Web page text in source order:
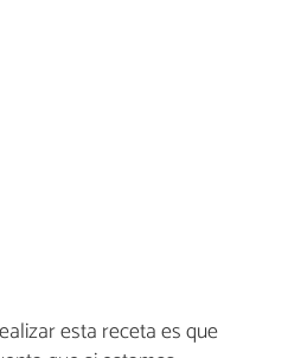
esta receta es que